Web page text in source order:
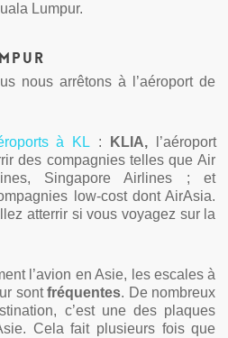
Lumpur.
nous arrêtons à l’aéroport de
à KL : KLIA,
l’aéroport
des compagnies telles que Air
Singapore Airlines ; et
low-cost dont AirAsia.
atterrir si vous voyagez sur la
l’avion en Asie, les escales à
sontfréquentes. De nombreux
c’est une des plaques
Cela fait plusieurs fois que